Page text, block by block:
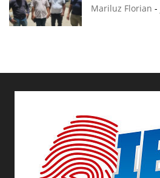
Mariluz Florian -